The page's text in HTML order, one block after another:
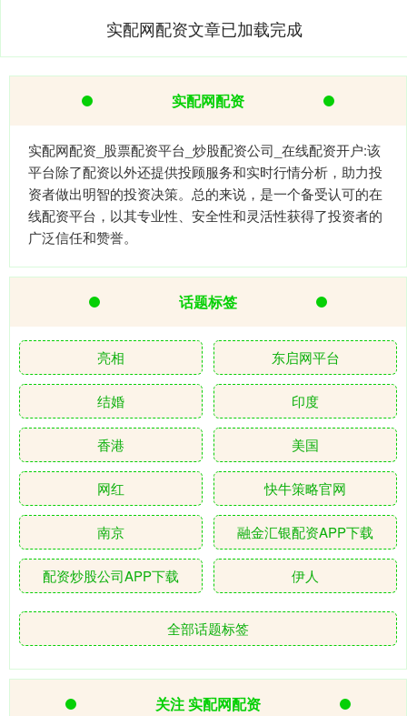
实配网配资文章已加载完成
实配网配资
实配网配资_股票配资平台_炒股配资公司_在线配资开户:该
平台除了配资以外还提供投顾服务和实时行情分析，助力投
资者做出明智的投资决策。总的来说，是一个备受认可的在
线配资平台，以其专业性、安全性和灵活性获得了投资者的
广泛信任和赞誉。
话题标签
亮相 东启网平台
结婚 印度
香港 美国
网红 快牛策略官网
南京 融金汇银配资APP下载
配资炒股公司APP下载 伊人
全部话题标签
关注 实配网配资